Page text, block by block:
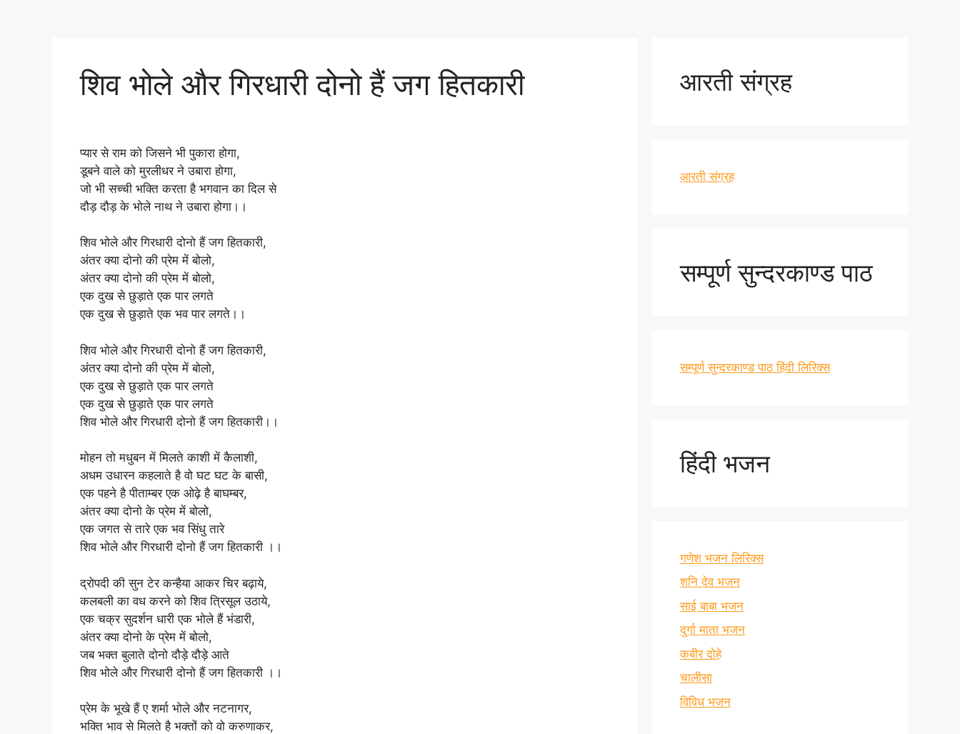
शिव भोले और गिरधारी दोनो हैं जग हितकारी
प्यार से राम को जिसने भी पुकारा होगा,
डूबने वाले को मुरलीधर ने उबारा होगा,
जो भी सच्ची भक्ति करता है भगवान का दिल से
दौड़ दौड़ के भोले नाथ ने उबारा होगा।।
शिव भोले और गिरधारी दोनो हैं जग हितकारी,
अंतर क्या दोनो की प्रेम में बोलो,
अंतर क्या दोनो की प्रेम में बोलो,
एक दुख से छुड़ाते एक पार लगते
एक दुख से छुड़ाते एक भव पार लगते।।
शिव भोले और गिरधारी दोनो हैं जग हितकारी,
अंतर क्या दोनो की प्रेम में बोलो,
एक दुख से छुड़ाते एक पार लगते
एक दुख से छुड़ाते एक पार लगते
शिव भोले और गिरधारी दोनो हैं जग हितकारी।।
मोहन तो मधुबन में मिलते काशी में कैलाशी,
अधम उधारन कहलाते है वो घट घट के बासी,
एक पहने है पीताम्बर एक ओढ़े है बाघम्बर,
अंतर क्या दोनो के प्रेम में बोलो,
एक जगत से तारे एक भव सिंधु तारे
शिव भोले और गिरधारी दोनो हैं जग हितकारी ।।
द्रोपदी की सुन टेर कन्हैया आकर चिर बढ़ाये,
कलबली का वध करने को शिव त्रिसूल उठाये,
एक चक्र सुदर्शन धारी एक भोले हैं भंडारी,
अंतर क्या दोनो के प्रेम में बोलो,
जब भक्त बुलाते दोनो दौड़े दौड़े आते
शिव भोले और गिरधारी दोनो हैं जग हितकारी ।।
प्रेम के भूखे हैं ए शर्मा भोले और नटनागर,
भक्ति भाव से मिलते है भक्तों को वो करुणाकर,
आरती संग्रह
आरती संग्रह
सम्पूर्ण सुन्दरकाण्ड पाठ
सम्पूर्ण सुन्दरकाण्ड पाठ हिंदी लिरिक्स
हिंदी भजन
गणेश भजन लिरिक्स
शनि देव भजन
साई बाबा भजन
दुर्गा माता भजन
कबीर दोहे
चालीसा
विविध भजन